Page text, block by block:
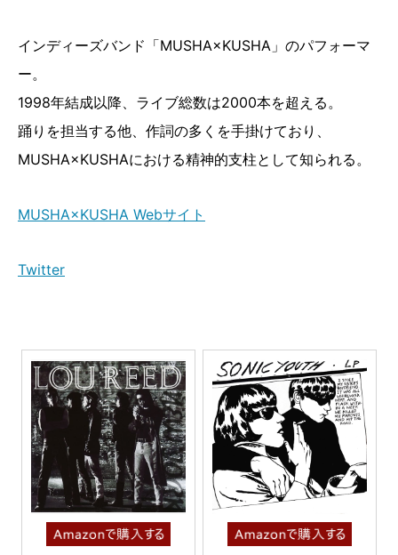
インディーズバンド「MUSHA×KUSHA」のパフォーマ
ー。
1998年結成以降、ライブ総数は2000本を超える。
踊りを担当する他、作詞の多くを手掛けており、
MUSHA×KUSHAにおける精神的支柱として知られる。
MUSHA×KUSHA Webサイト
Twitter